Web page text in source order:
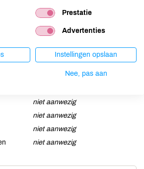
niet aanwezig
niet aanwezig
niet aanwezig
niet aanwezig
niet aanwezig
niet aanwezig
niet aanwezig
niet aanwezig
niet aanwezig
Prestatie
Advertenties
Instellingen opslaan
Nee, pas aan